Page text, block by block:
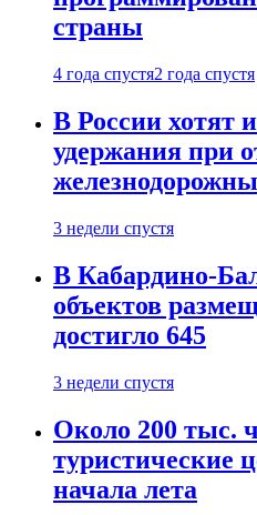
страны
4 года спустя2 года спустя
В России хотят
удержания при
3 недели спустя
В Кабардино-
объектов
достигло 645
3 недели спустя
Около 200 тыс.
туристические
начала лета